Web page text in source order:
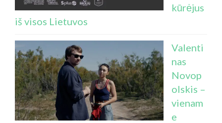
kūrėjus
iš visos Lietuvos
Valenti
nas
Novop
olskis –
vienam
e